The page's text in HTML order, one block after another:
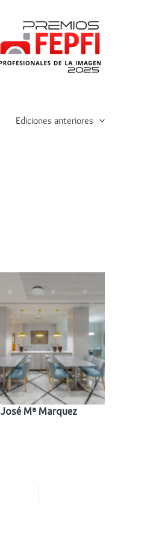
Ediciones anteriores
José Mª Marquez